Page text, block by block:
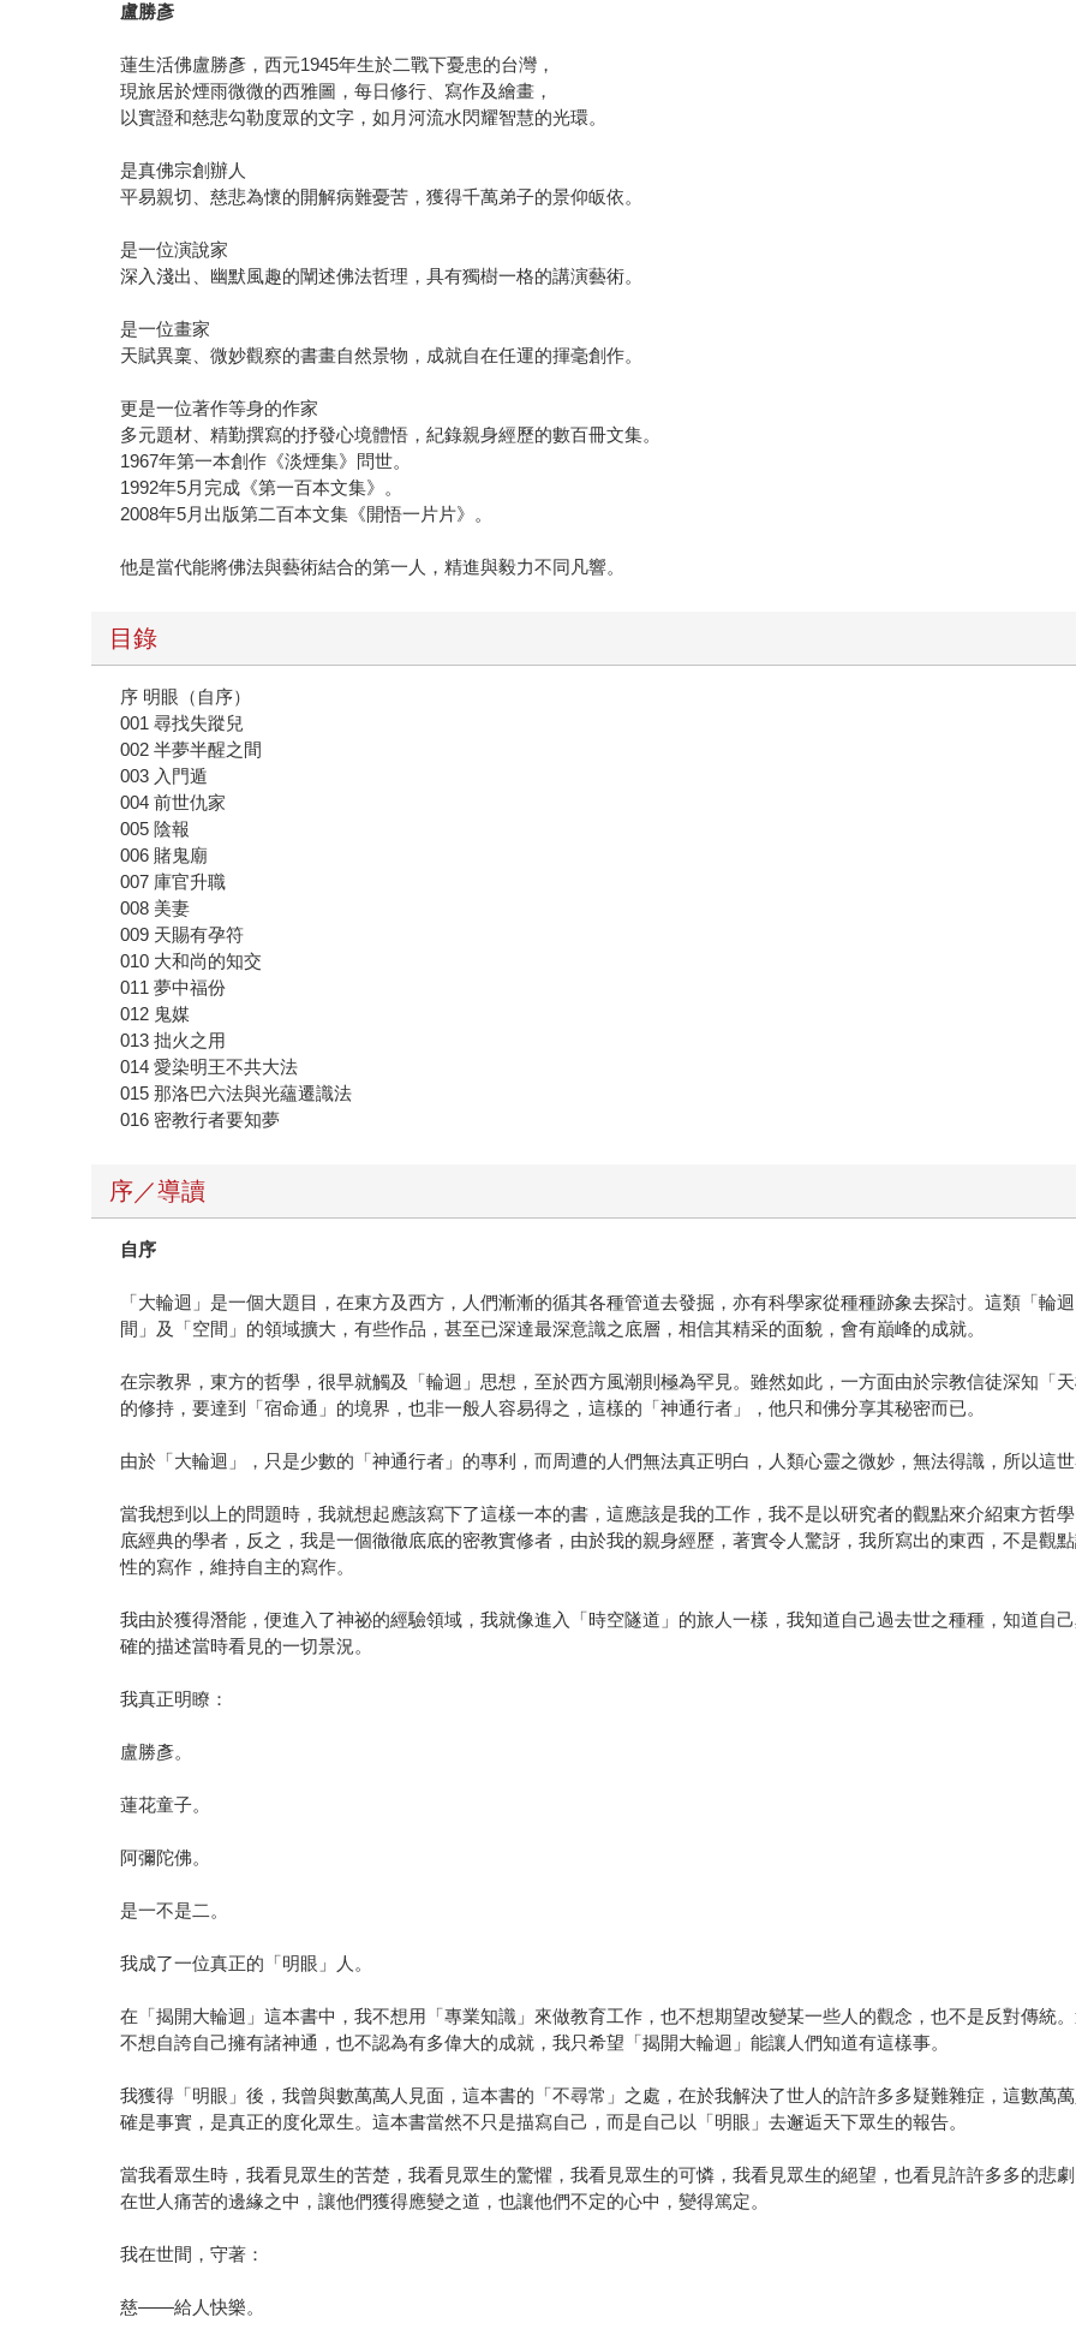
盧勝彥
蓮生活佛盧勝彥，西元1945年生於二戰下憂患的台灣，
現旅居於煙雨微微的西雅圖，每日修行、寫作及繪畫，
以實證和慈悲勾勒度眾的文字，如月河流水閃耀智慧的光環。
是真佛宗創辦人
平易親切、慈悲為懷的開解病難憂苦，獲得千萬弟子的景仰皈依。
是一位演說家
深入淺出、幽默風趣的闡述佛法哲理，具有獨樹一格的講演藝術。
是一位畫家
天賦異稟、微妙觀察的書畫自然景物，成就自在任運的揮毫創作。
更是一位著作等身的作家
多元題材、精勤撰寫的抒發心境體悟，紀錄親身經歷的數百冊文集。
1967年第一本創作《淡煙集》問世。
1992年5月完成《第一百本文集》。
2008年5月出版第二百本文集《開悟一片片》。
他是當代能將佛法與藝術結合的第一人，精進與毅力不同凡響。
目錄
序 明眼（自序）
001 尋找失蹤兒
002 半夢半醒之間
003 入門遁
004 前世仇家
005 陰報
006 賭鬼廟
007 庫官升職
008 美妻
009 天賜有孕符
010 大和尚的知交
011 夢中福份
012 鬼媒
013 拙火之用
014 愛染明王不共大法
015 那洛巴六法與光蘊遷識法
016 密教行者要知夢
序／導讀
自序
「大輪迴」是一個大題目，在東方及西方，人們漸漸的循其各種管道去發掘，亦有科學家從種種跡象去探討。這類「輪
間」及「空間」的領域擴大，有些作品，甚至已深達最深意識之底層，相信其精采的面貌，會有巔峰的成就。
在宗教界，東方的哲學，很早就觸及「輪迴」思想，至於西方風潮則極為罕見。雖然如此，一方面由於宗教信徒深知「
的修持，要達到「宿命通」的境界，也非一般人容易得之，這樣的「神通行者」，他只和佛分享其秘密而已。
由於「大輪迴」，只是少數的「神通行者」的專利，而周遭的人們無法真正明白，人類心靈之微妙，無法得識，所以這
當我想到以上的問題時，我就想起應該寫下了這樣一本的書，這應該是我的工作，我不是以研究者的觀點來介紹東方哲
底經典的學者，反之，我是一個徹徹底底的密教實修者，由於我的親身經歷，著實令人驚訝，我所寫出的東西，不是觀
性的寫作，維持自主的寫作。
我由於獲得潛能，便進入了神祕的經驗領域，我就像進入「時空隧道」的旅人一樣，我知道自己過去世之種種，知道自
確的描述當時看見的一切景況。
我真正明瞭：
盧勝彥。
蓮花童子。
阿彌陀佛。
是一不是二。
我成了一位真正的「明眼」人。
在「揭開大輪迴」這本書中，我不想用「專業知識」來做教育工作，也不想期望改變某一些人的觀念，也不是反對傳統
不想自誇自己擁有諸神通，也不認為有多偉大的成就，我只希望「揭開大輪迴」能讓人們知道有這樣事。
我獲得「明眼」後，我曾與數萬萬人見面，這本書的「不尋常」之處，在於我解決了世人的許許多多疑難雜症，這數萬
確是事實，是真正的度化眾生。這本書當然不只是描寫自己，而是自己以「明眼」去邂逅天下眾生的報告。
當我看眾生時，我看見眾生的苦楚，我看見眾生的驚懼，我看見眾生的可憐，我看見眾生的絕望，也看見許許多多的悲
在世人痛苦的邊緣之中，讓他們獲得應變之道，也讓他們不定的心中，變得篤定。
我在世間，守著：
慈——給人快樂。